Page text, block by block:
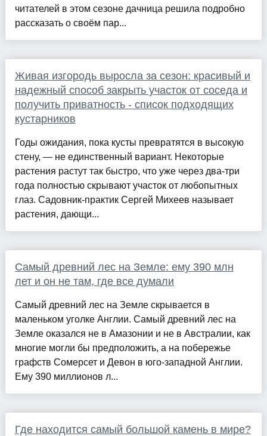
читателей в этом сезоне дачница решила подробно
рассказать о своём пар...
Живая изгородь выросла за сезон: красивый и
надежный способ закрыть участок от соседа и
получить приватность - список подходящих
кустарников
Годы ожидания, пока кусты превратятся в высокую
стену, — не единственный вариант. Некоторые
растения растут так быстро, что уже через два-три
года полностью скрывают участок от любопытных
глаз. Садовник‑практик Сергей Михеев называет
растения, дающи...
Самый древний лес на Земле: ему 390 млн
лет и он не там, где все думали
Самый древний лес на Земле скрывается в
маленьком уголке Англии. Самый древний лес на
Земле оказался не в Амазонии и не в Австралии, как
многие могли бы предположить, а на побережье
графств Сомерсет и Девон в юго-западной Англии.
Ему 390 миллионов л...
Где находится самый большой камень в мире?